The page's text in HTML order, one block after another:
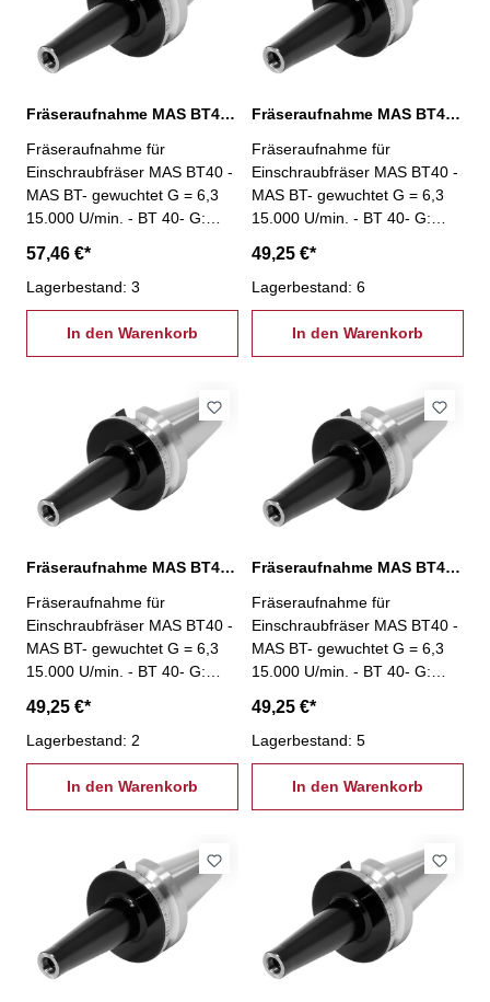
Fräseraufnahme MAS BT40, M12 / L: 100 mm
Fräseraufnahme für
Einschraubfräser MAS BT40 -
MAS BT- gewuchtet G = 6,3
15.000 U/min. - BT 40- G:
57,46 €*
Lagerbestand: 3
In den Warenkorb
Fräseraufnahme MAS BT40, M12 / L: 25 mm
Fräseraufnahme für
Einschraubfräser MAS BT40 -
MAS BT- gewuchtet G = 6,3
15.000 U/min. - BT 40- G:
49,25 €*
Lagerbestand: 6
In den Warenkorb
Fräseraufnahme MAS BT40, M12 / L: 50 mm
Fräseraufnahme für
Einschraubfräser MAS BT40 -
MAS BT- gewuchtet G = 6,3
15.000 U/min. - BT 40- G:
49,25 €*
Lagerbestand: 2
In den Warenkorb
Fräseraufnahme MAS BT40, M12 / L: 75 mm
Fräseraufnahme für
Einschraubfräser MAS BT40 -
MAS BT- gewuchtet G = 6,3
15.000 U/min. - BT 40- G:
49,25 €*
Lagerbestand: 5
In den Warenkorb